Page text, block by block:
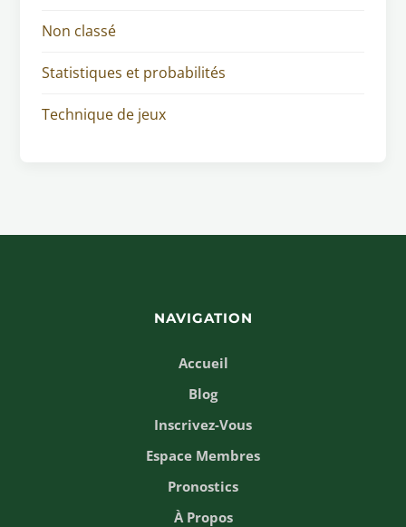
Non classé
Statistiques et probabilités
Technique de jeux
NAVIGATION
Accueil
Blog
Inscrivez-Vous
Espace Membres
Pronostics
À Propos